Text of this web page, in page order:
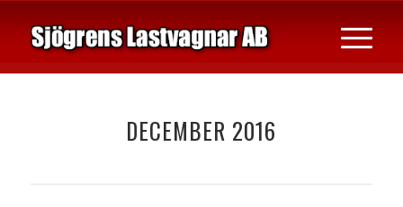
DECEMBER 2016